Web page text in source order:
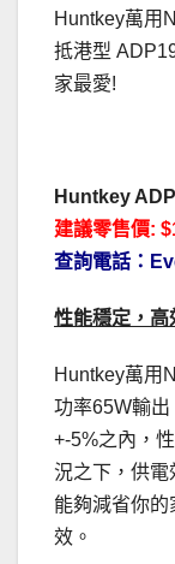
Huntkey萬用
抵港型
家最愛!
Huntkey
建議零售價:
查詢電話：
性能穩定，高
Huntkey萬用
功率65W輸
+-5%之內，
況之下，供電
能夠減省你的
效。